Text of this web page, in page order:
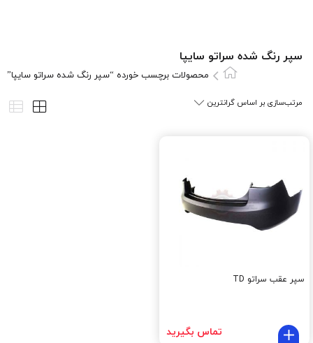
سپر رنگ شده سراتو سایپا
محصولات برچسب خورده “سپر رنگ شده سراتو سایپا”
سپر عقب سراتو TD
تماس بگیرید